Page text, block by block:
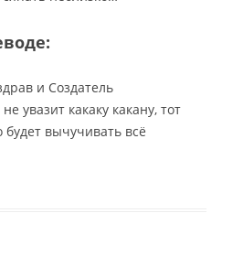
и Создатель
увазит какаку какану, тот
будет вычучивать всё